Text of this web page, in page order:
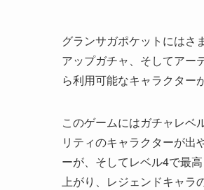
グランサガポケットにはさ
アップガチャ、そしてアー
ら利用可能なキャラクター
このゲームにはガチャレベ
リティのキャラクターが出
ーが、そしてレベル4で最
上がり、レジェンドキャラ